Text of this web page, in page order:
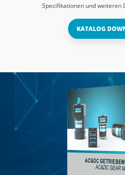
Spezifikationen und weiteren
KATALOG